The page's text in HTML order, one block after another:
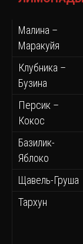
Малина –
Маракуйя
Клубника –
Бузина
Персик –
Кокос
Базилик-
Яблоко
Щавель-Груша
Тархун